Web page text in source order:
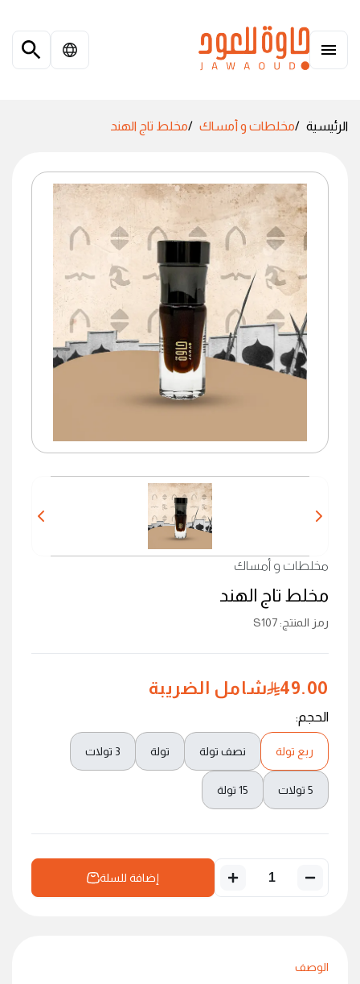
الرئيسية مخلطات و أمساك مخلط تاج الهند
مخلطات و أمساك
مخلط تاج الهند
رمز المنتج:
S107
49.00 شامل الضريبة
الحجم:
ربع تولة نصف تولة تولة 3 تولات
5 تولات 15 تولة
إضافة للسلة
الوصف